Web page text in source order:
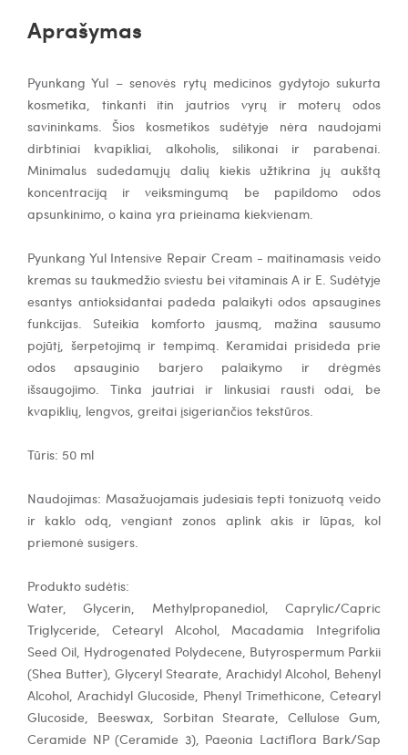
Aprašymas
Pyunkang Yul – senovės rytų medicinos gydytojo sukurta
kosmetika, tinkanti itin jautrios vyrų ir moterų odos
savininkams. Šios kosmetikos sudėtyje nėra naudojami
dirbtiniai kvapikliai, alkoholis, silikonai ir parabenai.
Minimalus sudedamųjų dalių kiekis užtikrina jų aukštą
koncentraciją ir veiksmingumą be papildomo odos
apsunkinimo, o kaina yra prieinama kiekvienam.
Pyunkang Yul Intensive Repair Cream - maitinamasis veido
kremas su taukmedžio sviestu bei vitaminais A ir E. Sudėtyje
esantys antioksidantai padeda palaikyti odos apsaugines
funkcijas. Suteikia komforto jausmą, mažina sausumo
pojūtį, šerpetojimą ir tempimą. Keramidai prisideda prie
odos apsauginio barjero palaikymo ir drėgmės
išsaugojimo. Tinka jautriai ir linkusiai rausti odai, be
kvapiklių, lengvos, greitai įsigeriančios tekstūros.
Tūris: 50 ml
Naudojimas: Masažuojamais judesiais tepti tonizuotą veido
ir kaklo odą, vengiant zonos aplink akis ir lūpas, kol
priemonė susigers.
Produkto sudėtis:
Water, Glycerin, Methylpropanediol, Caprylic/Capric
Triglyceride, Cetearyl Alcohol, Macadamia Integrifolia
Seed Oil, Hydrogenated Polydecene, Butyrospermum Parkii
(Shea Butter), Glyceryl Stearate, Arachidyl Alcohol, Behenyl
Alcohol, Arachidyl Glucoside, Phenyl Trimethicone, Cetearyl
Glucoside, Beeswax, Sorbitan Stearate, Cellulose Gum,
Ceramide NP (Ceramide 3), Paeonia Lactiflora Bark/Sap